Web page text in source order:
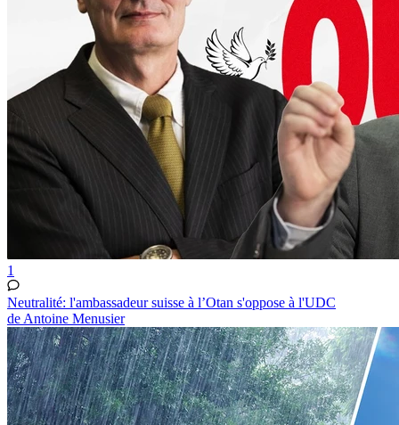
1
Neutralité: l'ambassadeur suisse à l’Otan s'oppose à l'UDC
de Antoine Menusier